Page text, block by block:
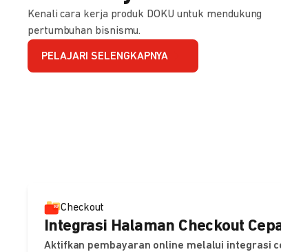
Kenali cara kerja produk DOKU untuk mendukung
pertumbuhan bisnismu.
PELAJARI SELENGKAPNYA
Checkout
Integrasi Halaman Checkout
Aktifkan pembayaran online melalui integrasi